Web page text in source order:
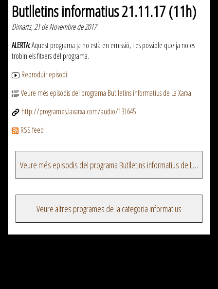
Butlletins informatius 21.11.17 (11h)
Dimarts, 21 de Novembre de 2017
ALERTA:Aquest programa ja no està en emissió, i es possible que ja no es
trobin els fitxers del programa.
Reproduir episodi
Veure més episodis del programa Butlletins informatius de La Xarxa
http://programes.laxarxa.com/audio/131645
RSS feed
Veure més episodis del programa Butlletins informatius de La Xarxa
Veure altres programes de la categoria informatius